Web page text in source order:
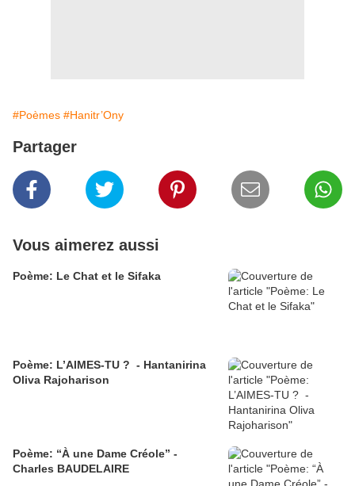
#Poèmes #Hanitr’Ony
Partager
Vous aimerez aussi
Poème: Le Chat et le Sifaka
Poème: L’AIMES-TU ? - Hantanirina
Oliva Rajoharison
Poème: “À une Dame Créole” -
Charles BAUDELAIRE